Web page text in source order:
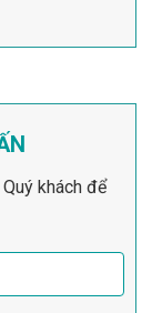
khách để